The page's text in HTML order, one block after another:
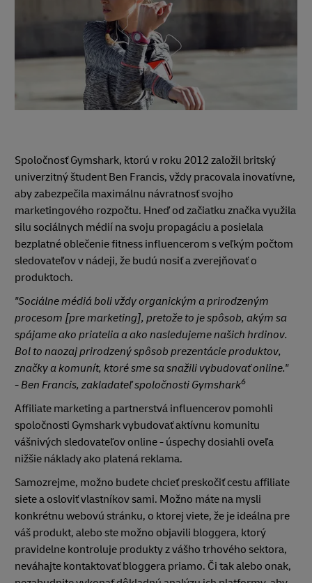
Spoločnosť Gymshark, ktorú v roku 2012 založil britský
univerzitný študent Ben Francis, vždy pracovala inovatívne,
aby zabezpečila maximálnu návratnosť svojho
marketingového rozpočtu. Hneď od začiatku značka využila
silu sociálnych médií na svoju propagáciu a posielala
bezplatné oblečenie fitness influencerom s veľkým počtom
sledovateľov v nádeji, že budú nosiť a zverejňovať o
produktoch.
"Sociálne médiá boli vždy organickým a prirodzeným
procesom [pre marketing], pretože to je spôsob, akým sa
spájame ako priatelia a ako nasledujeme našich hrdinov.
Bol to naozaj prirodzený spôsob prezentácie produktov,
značky a komunít, ktoré sme sa snažili vybudovať online."
- Ben Francis, zakladateľ spoločnosti Gymshark6
Affiliate marketing a partnerstvá influencerov pomohli
spoločnosti Gymshark vybudovať aktívnu komunitu
vášnivých sledovateľov online - úspechy dosiahli oveľa
nižšie náklady ako platená reklama.
Samozrejme, možno budete chcieť preskočiť cestu affiliate
siete a osloviť vlastníkov sami. Možno máte na mysli
konkrétnu webovú stránku, o ktorej viete, že je ideálna pre
váš produkt, alebo ste možno objavili bloggera, ktorý
pravidelne kontroluje produkty z vášho trhového sektora,
neváhajte kontaktovať bloggera priamo. Či tak alebo onak,